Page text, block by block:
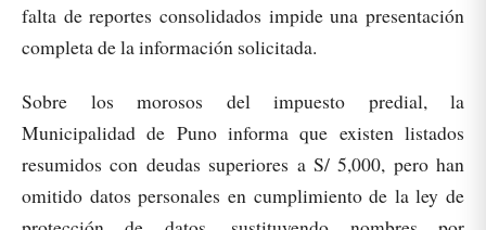
falta de reportes consolidados impide una presentación
completa de la información solicitada.
Sobre los morosos del impuesto predial, la
Municipalidad de Puno informa que existen listados
resumidos con deudas superiores a S/ 5,000, pero han
omitido datos personales en cumplimiento de la ley de